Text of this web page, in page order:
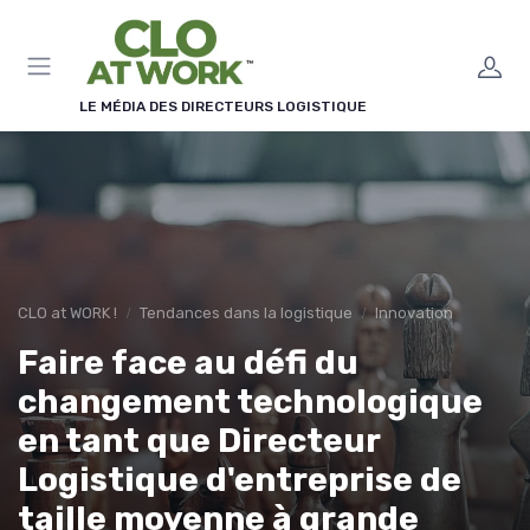
LE MÉDIA DES DIRECTEURS LOGISTIQUE
CLO at WORK ! Tendances dans la logistique Innovation
Faire face au défi du
changement technologique
en tant que Directeur
Logistique d'entreprise de
taille moyenne à grande
Panneau de gestion des cookies